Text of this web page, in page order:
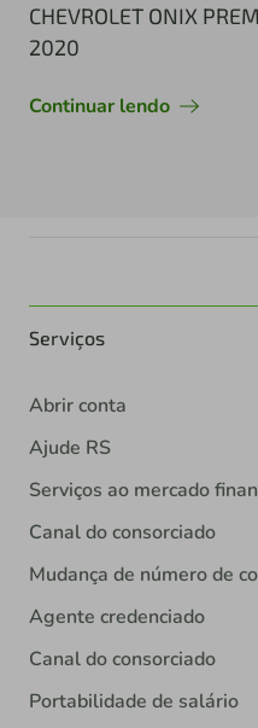
CHEVROLET ONIX
2020
Continuar lendo
Serviços
Abrir conta
Ajude RS
Serviços ao mercado
Canal do consorciado
Mudança de número de
Agente credenciado
Canal do consorciado
Portabilidade de salário